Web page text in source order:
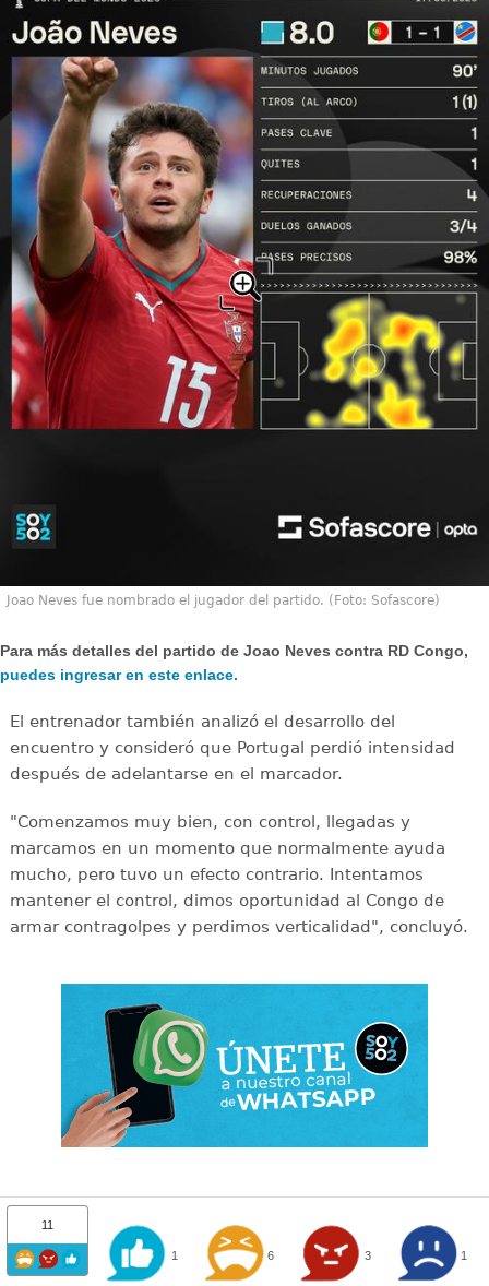
Joao Neves fue nombrado el jugador del partido. (Foto: Sofascore)
Para más detalles del partido de Joao Neves contra RD Congo,
puedes ingresar en este enlace.
El entrenador también analizó el desarrollo del
encuentro y consideró que Portugal perdió intensidad
después de adelantarse en el marcador.
"Comenzamos muy bien, con control, llegadas y
marcamos en un momento que normalmente ayuda
mucho, pero tuvo un efecto contrario. Intentamos
mantener el control, dimos oportunidad al Congo de
armar contragolpes y perdimos verticalidad", concluyó.
11
1 6 3 1